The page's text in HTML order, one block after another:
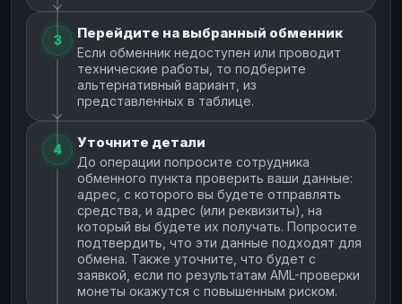
3 Перейдите на выбранный обменник
Если обменник недоступен или проводит
технические работы, то подберите
альтернативный вариант, из
представленных в таблице.
4 Уточните детали
До операции попросите сотрудника
обменного пункта проверить ваши данные:
адрес, с которого вы будете отправлять
средства, и адрес (или реквизиты), на
который вы будете их получать. Попросите
подтвердить, что эти данные подходят для
обмена. Также уточните, что будет с
заявкой, если по результатам AML-проверки
монеты окажутся с повышенным риском.